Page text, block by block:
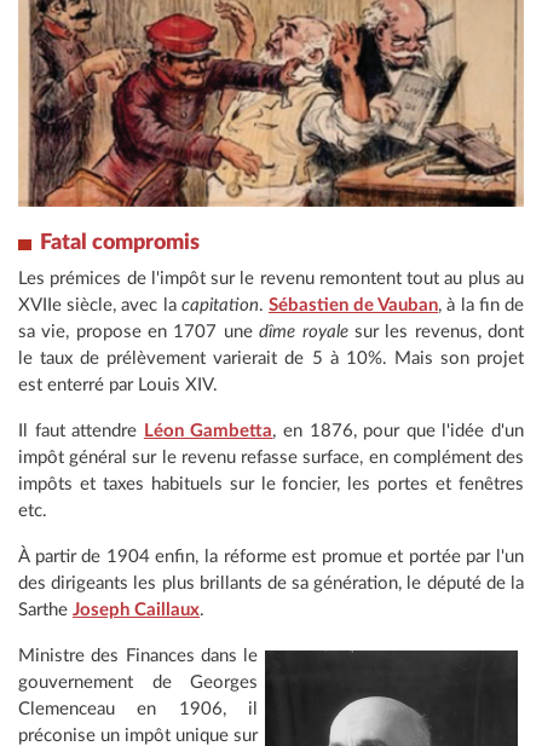
Fatal compromis
Les prémices de l'impôt sur le revenu remontent tout au plus au
XVIIe siècle, avec la capitation. Sébastien de Vauban, à la fin de
sa vie, propose en 1707 unedîme royalesur les revenus, dont
le taux de prélèvement varierait de 5 à 10%. Mais son projet
est enterré par Louis XIV.
Il faut attendre Léon Gambetta, en 1876, pour que l'idée d'un
impôt général sur le revenu refasse surface, en complément des
impôts et taxes habituels sur le foncier, les portes et fenêtres
etc.
À partir de 1904 enfin, la réforme est promue et portée par l'un
des dirigeants les plus brillants de sa génération, le député de la
Sarthe Joseph Caillaux.
Ministre des Finances dans le
gouvernement de Georges
Clemenceau en 1906, il
préconise un impôt unique sur